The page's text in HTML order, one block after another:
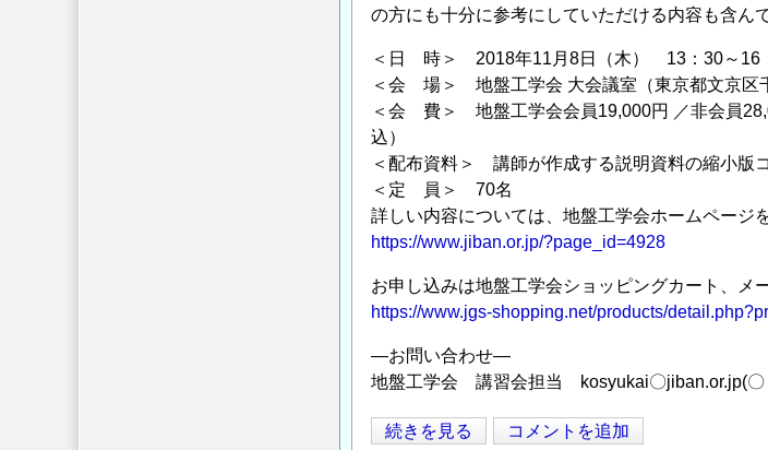
の方にも十分に参考にしていただける内容も含ん
＜日 時＞ 2018年11月8日（木） 13：30～
＜会 場＞ 地盤工学会 大会議室（東京都文京区
＜会 費＞ 地盤工学会会員19,000円 ／非会員
込）
＜配布資料＞ 講師が作成する説明資料の縮小版
＜定 員＞ 70名
詳しい内容については、地盤工学会ホームページ
https://www.jiban.or.jp/?page_id=4928
お申し込みは地盤工学会ショッピングカート、メ
https://www.jgs-shopping.net/products/
―お問い合わせ―
地盤工学会 講習会担当 kosyukai〇
2018
続きを見る コメントを追加